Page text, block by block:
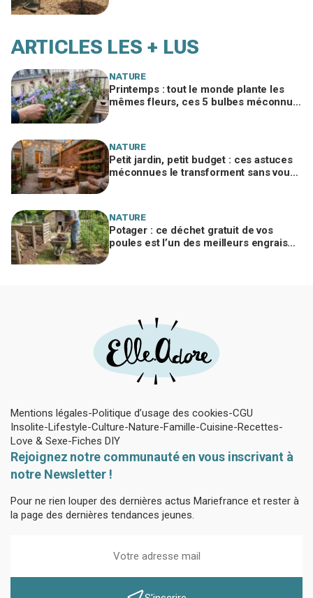
ARTICLES LES + LUS
NATURE
Printemps : tout le monde plante les
mêmes fleurs, ces 5 bulbes méconnus
NATURE
Petit jardin, petit budget : ces astuces
méconnues le transforment sans vous
NATURE
Potager : ce déchet gratuit de vos
poules est l’un des meilleurs engrais
Mentions légales Politique d’usage des cookies CGU
Insolite Lifestyle Culture Nature Famille Cuisine Recettes
Love & Sexe Fiches DIY
Rejoignez notre communauté en vous inscrivant à
notre Newsletter !
Pour ne rien louper des dernières actus Mariefrance et rester à
la page des dernières tendances jeunes.